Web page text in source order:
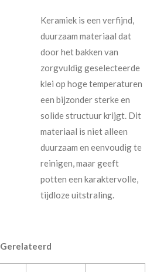
Keramiek is een verfijnd,
duurzaam materiaal dat
door het bakken van
zorgvuldig geselecteerde
klei op hoge temperaturen
een bijzonder sterke en
solide structuur krijgt. Dit
materiaal is niet alleen
duurzaam en eenvoudig te
reinigen, maar geeft
potten een karaktervolle,
tijdloze uitstraling.
Gerelateerd